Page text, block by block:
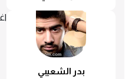
بدر الشعيبي